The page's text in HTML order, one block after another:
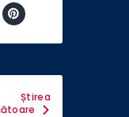
Știrea